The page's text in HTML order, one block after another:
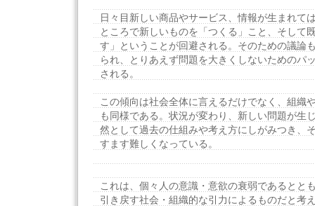
日々目新しい商品やサービス、情報が生まれて
ところで新しいものを「つくる」こと、そして
す」ということが回避される。そのための議論
られ、とりあえず問題を大きくしないためのパ
される。
この傾向は社会全体に言えるだけでなく、組織
も同様である。状況が変わり、新しい問題が生
然として過去の仕組みや考え方にしがみつき、
すます難しくなっている。
これは、個々人の意識・意欲の衰弱であるとと
引き戻す社会・組織的な引力によるものだと考